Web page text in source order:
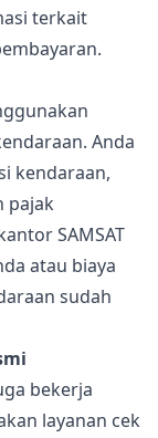
terkait
Anda
kendaraan,
pajak
SAMSAT
atau biaya
sudah
bekerja
layanan cek